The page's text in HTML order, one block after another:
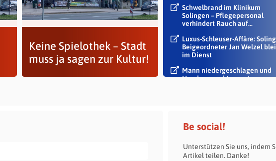
Keine Spielothek – Stadt
muss ja sagen zur Kultur!
Schwelbrand im Klinikum
Solingen – Pflegepersonal
verhindert Rauch auf...
Luxus-Schleuser-Affäre:
Beigeordneter Jan Welzel
im Dienst
Mann niedergeschlagen und
Handy geraubt – zwei
Be social!
Unterstützen Sie uns, indem
Artikel teilen. Danke!